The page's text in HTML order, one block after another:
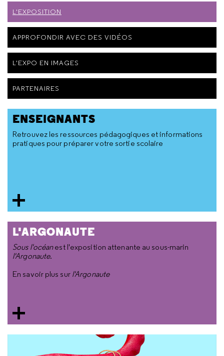
L'EXPOSITION
APPROFONDIR AVEC DES VIDÉOS
L'EXPO EN IMAGES
PARTENAIRES
ENSEIGNANTS
Retrouvez les ressources pédagogiques et informations
pratiques pour préparer votre sortie scolaire
L'ARGONAUTE
Sous l'océanest l'exposition attenante au sous-marin
l'Argonaute.
En savoir plus sur l'Argonaute